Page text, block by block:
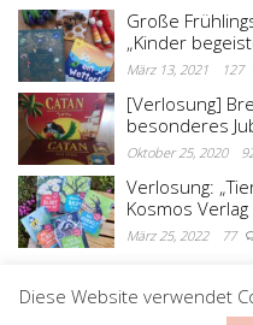
Große
„Kinder
März 13, 2021 127
[Verlosung]
besonderes
Oktober 25, 2020
Verlosung:
Kosmos Verlag
März 25, 2022 77
Stolz präsentiert von
Diese Website verwendet